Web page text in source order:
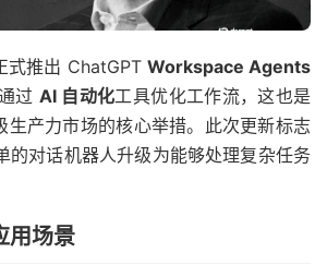
式推出 ChatGPT Workspace Agents
过 AI 自动化工具优化工作流，这也是
生产力市场的核心举措。此次更新标志
的对话机器人升级为能够处理复杂任务
用场景